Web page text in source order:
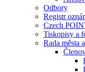
Odbory
Registr
Czech
Tiskopisy a
Rada města